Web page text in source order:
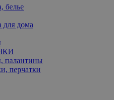
белье
для дома
палантины
перчатки